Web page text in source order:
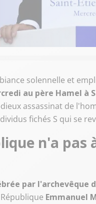
solennelle et
au père Hamel à
assassinat de
fichés S qui se
n'a
par l'archevêque
Emmanuel